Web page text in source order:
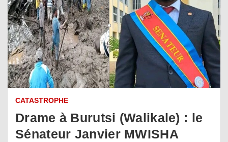
CATASTROPHE
Drame à Burutsi (Walikale) : le
Sénateur Janvier MWISHA